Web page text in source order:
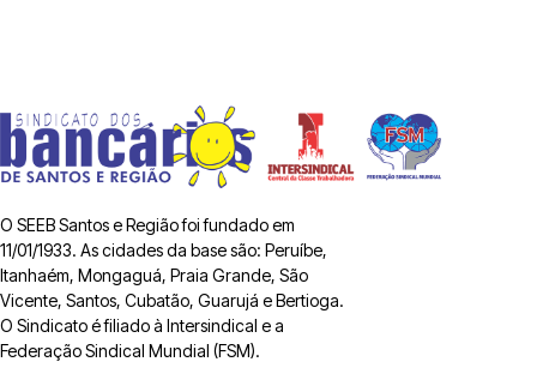
O SEEB Santos e Região foi fundado em
11/01/1933. As cidades da base são: Peruíbe,
Itanhaém, Mongaguá, Praia Grande, São
Vicente, Santos, Cubatão, Guarujá e Bertioga.
O Sindicato é filiado à Intersindical e a
Federação Sindical Mundial (FSM).